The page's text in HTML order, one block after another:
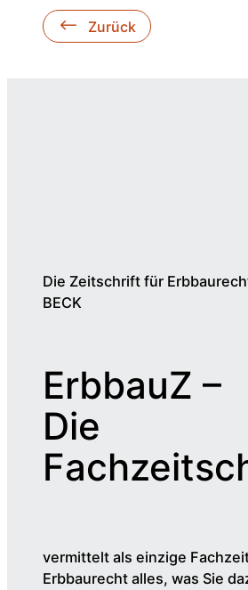
Zurück
Die Zeitschrift für
BECK
ErbbauZ –
Die
vermittelt als einzige
Erbbaurecht alles, was Sie